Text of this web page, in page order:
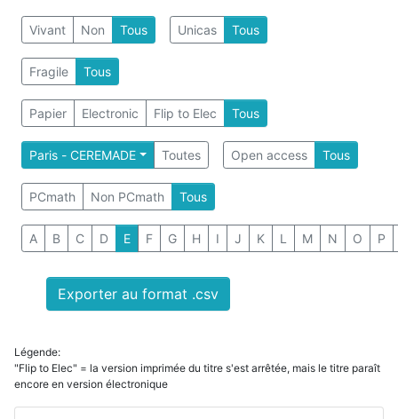
Vivant Non Tous Unicas Tous
Fragile Tous
Papier Electronic Flip to Elec Tous
Paris - CEREMADE Toutes Open access Tous
PCmath Non PCmath Tous
A B C D E F G H I J K L M N O P
Exporter au format .csv
Légende:
"Flip to Elec" = la version imprimée du titre s'est arrêtée, mais le titre paraît
encore en version électronique